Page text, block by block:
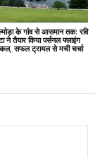
के गांव से आसमान तक: रवि
ने तैयार किया पर्सनल फ्लाइंग
सफल ट्रायल से मची चर्चा